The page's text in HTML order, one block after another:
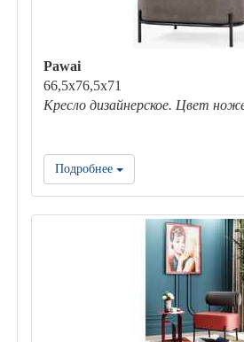
Pawai
66,5х76,5х71
Кресло дизайнерское. Цвет
Подробнее